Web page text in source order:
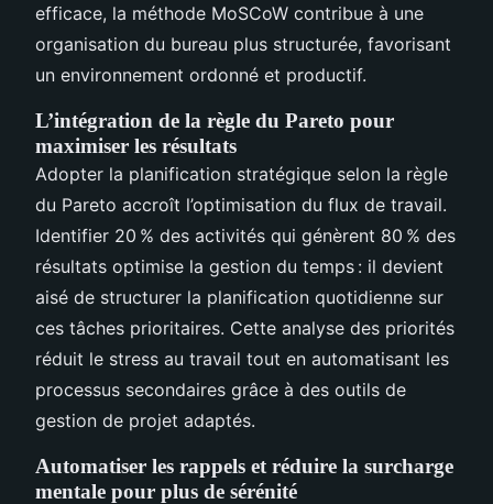
efficace, la méthode MoSCoW contribue à une
organisation du bureau plus structurée, favorisant
un environnement ordonné et productif.
L’intégration de la règle du Pareto pour
maximiser les résultats
Adopter la planification stratégique selon la règle
du Pareto accroît l’optimisation du flux de travail.
Identifier 20 % des activités qui génèrent 80 % des
résultats optimise la gestion du temps : il devient
aisé de structurer la planification quotidienne sur
ces tâches prioritaires. Cette analyse des priorités
réduit le stress au travail tout en automatisant les
processus secondaires grâce à des outils de
gestion de projet adaptés.
Automatiser les rappels et réduire la surcharge
mentale pour plus de sérénité